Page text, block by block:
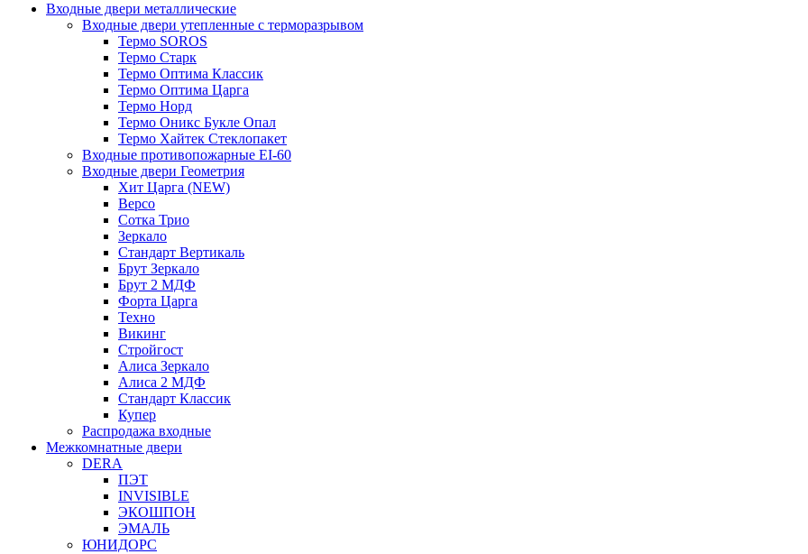
Входные двери металлические
Входные двери утепленные с терморазрывом
Термо SOROS
Термо Старк
Термо Оптима Классик
Термо Оптима Царга
Термо Норд
Термо Оникс Букле Опал
Термо Хайтек Стеклопакет
Входные противопожарные EI-60
Входные двери Геометрия
Хит Царга (NEW)
Версо
Сотка Трио
Зеркало
Стандарт Вертикаль
Брут Зеркало
Брут 2 МДФ
Форта Царга
Техно
Викинг
Стройгост
Алиса Зеркало
Алиса 2 МДФ
Стандарт Классик
Купер
Распродажа входные
Межкомнатные двери
DERA
ПЭТ
INVISIBLE
ЭКОШПОН
ЭМАЛЬ
ЮНИДОРС